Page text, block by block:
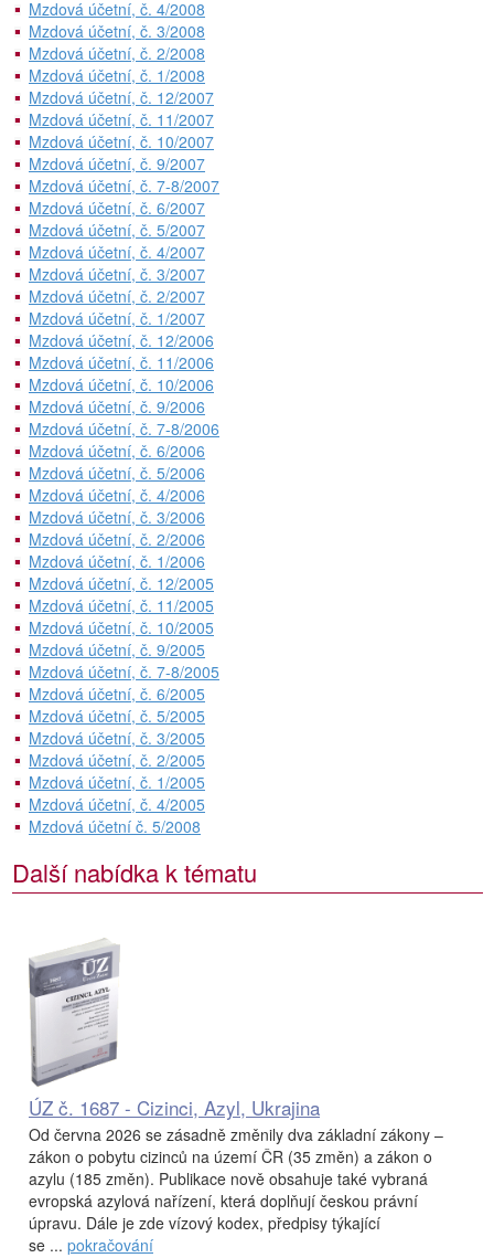
Mzdová účetní, č. 4/2008
Mzdová účetní, č. 3/2008
Mzdová účetní, č. 2/2008
Mzdová účetní, č. 1/2008
Mzdová účetní, č. 12/2007
Mzdová účetní, č. 11/2007
Mzdová účetní, č. 10/2007
Mzdová účetní, č. 9/2007
Mzdová účetní, č. 7-8/2007
Mzdová účetní, č. 6/2007
Mzdová účetní, č. 5/2007
Mzdová účetní, č. 4/2007
Mzdová účetní, č. 3/2007
Mzdová účetní, č. 2/2007
Mzdová účetní, č. 1/2007
Mzdová účetní, č. 12/2006
Mzdová účetní, č. 11/2006
Mzdová účetní, č. 10/2006
Mzdová účetní, č. 9/2006
Mzdová účetní, č. 7-8/2006
Mzdová účetní, č. 6/2006
Mzdová účetní, č. 5/2006
Mzdová účetní, č. 4/2006
Mzdová účetní, č. 3/2006
Mzdová účetní, č. 2/2006
Mzdová účetní, č. 1/2006
Mzdová účetní, č. 12/2005
Mzdová účetní, č. 11/2005
Mzdová účetní, č. 10/2005
Mzdová účetní, č. 9/2005
Mzdová účetní, č. 7-8/2005
Mzdová účetní, č. 6/2005
Mzdová účetní, č. 5/2005
Mzdová účetní, č. 3/2005
Mzdová účetní, č. 2/2005
Mzdová účetní, č. 1/2005
Mzdová účetní, č. 4/2005
Mzdová účetní č. 5/2008
Další nabídka k tématu
ÚZ č. 1687 - Cizinci, Azyl, Ukrajina
Od června 2026 se zásadně změnily dva základní zákony –
zákon o pobytu cizinců na území ČR (35 změn) a zákon o
azylu (185 změn). Publikace nově obsahuje také vybraná
evropská azylová nařízení, která doplňují českou právní
úpravu. Dále je zde vízový kodex, předpisy týkající
se ... pokračování